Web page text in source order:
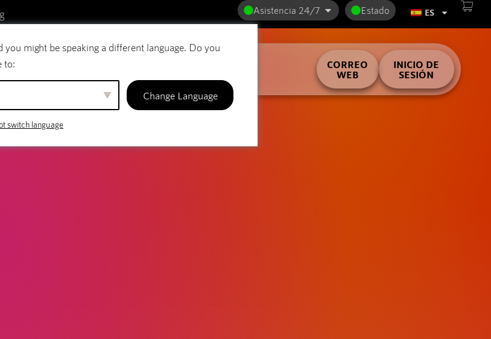
Asistencia 24/7 Estado ES
Nombres de dominio SiteBuilder
CORREO
WEB
INICIO DE
SESIÓN
you might be speaking a different language. Do you
to:
Change Language
switch language